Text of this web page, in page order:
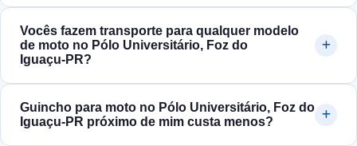
Vocês fazem transporte para qualquer modelo
de moto no Pólo Universitário, Foz do
Iguaçu‑PR?
Guincho para moto no Pólo Universitário, Foz do
Iguaçu‑PR próximo de mim custa menos?